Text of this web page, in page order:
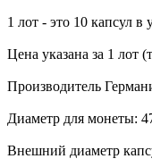
1 лот - это 10 капсул в
Цена указана за 1 лот
Производитель
Диаметр для монеты:
Внешний диаметр